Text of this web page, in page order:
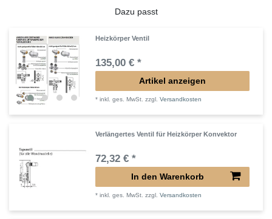
Dazu passt
Heizkörper Ventil
135,00 € *
Artikel anzeigen
*inkl. ges. MwSt. zzgl.Versandkosten
Verlängertes Ventil für Heizkörper Konvektor
72,32 € *
In den Warenkorb
*inkl. ges. MwSt. zzgl.Versandkosten